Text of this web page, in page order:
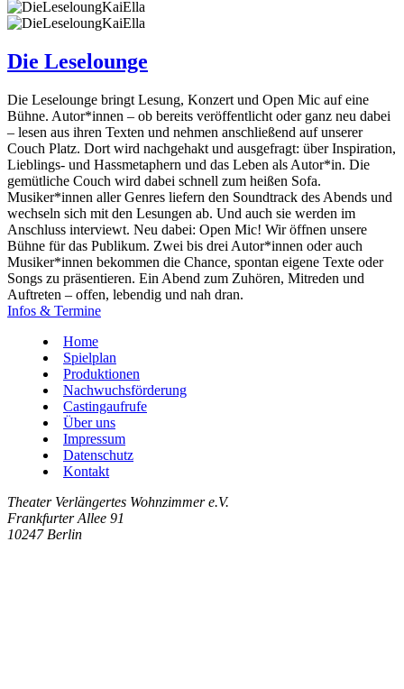
Die Leselounge
Die Leselounge bringt Lesung, Konzert und Open Mic auf eine
Bühne. Autor*innen – ob bereits veröffentlicht oder ganz neu dabei
– lesen aus ihren Texten und nehmen anschließend auf unserer
Couch Platz. Dort wird nachgehakt und ausgefragt: über Inspiration,
Lieblings- und Hassmetaphern und das Leben als Autor*in. Die
gemütliche Couch wird dabei schnell zum heißen Sofa.
Musiker*innen aller Genres liefern den Soundtrack des Abends und
wechseln sich mit den Lesungen ab. Und auch sie werden im
Anschluss interviewt. Neu dabei: Open Mic! Wir öffnen unsere
Bühne für das Publikum. Zwei bis drei Autor*innen oder auch
Musiker*innen bekommen die Chance, spontan eigene Texte oder
Songs zu präsentieren. Ein Abend zum Zuhören, Mitreden und
Auftreten – offen, lebendig und nah dran.
Infos & Termine
Home
Spielplan
Produktionen
Nachwuchsförderung
Castingaufrufe
Über uns
Impressum
Datenschutz
Kontakt
Theater Verlängertes Wohnzimmer e.V.
Frankfurter Allee 91
10247 Berlin